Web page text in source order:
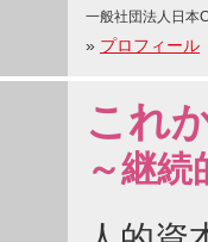
一般社団法人日本
» プロフィール
これ
～継